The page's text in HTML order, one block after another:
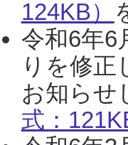
124KB）
令和6年6
りを修正
お知らせ
式：